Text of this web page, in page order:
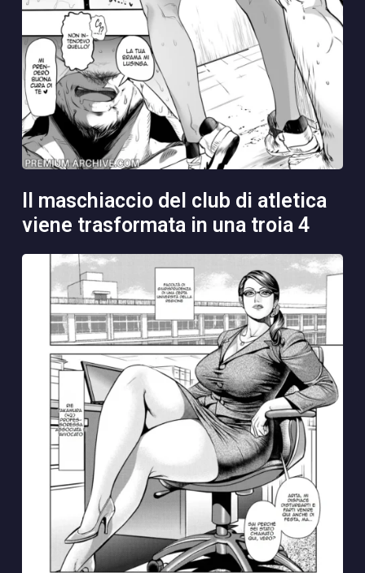
viene trasformata in una troia 4